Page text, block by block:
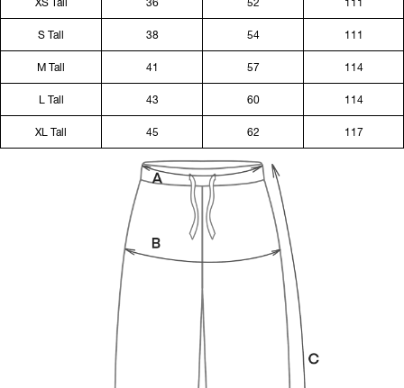
XS Tall 36 52 111
S Tall 38 54 111
M Tall 41 57 114
L Tall 43 60 114
XL Tall 45 62 117